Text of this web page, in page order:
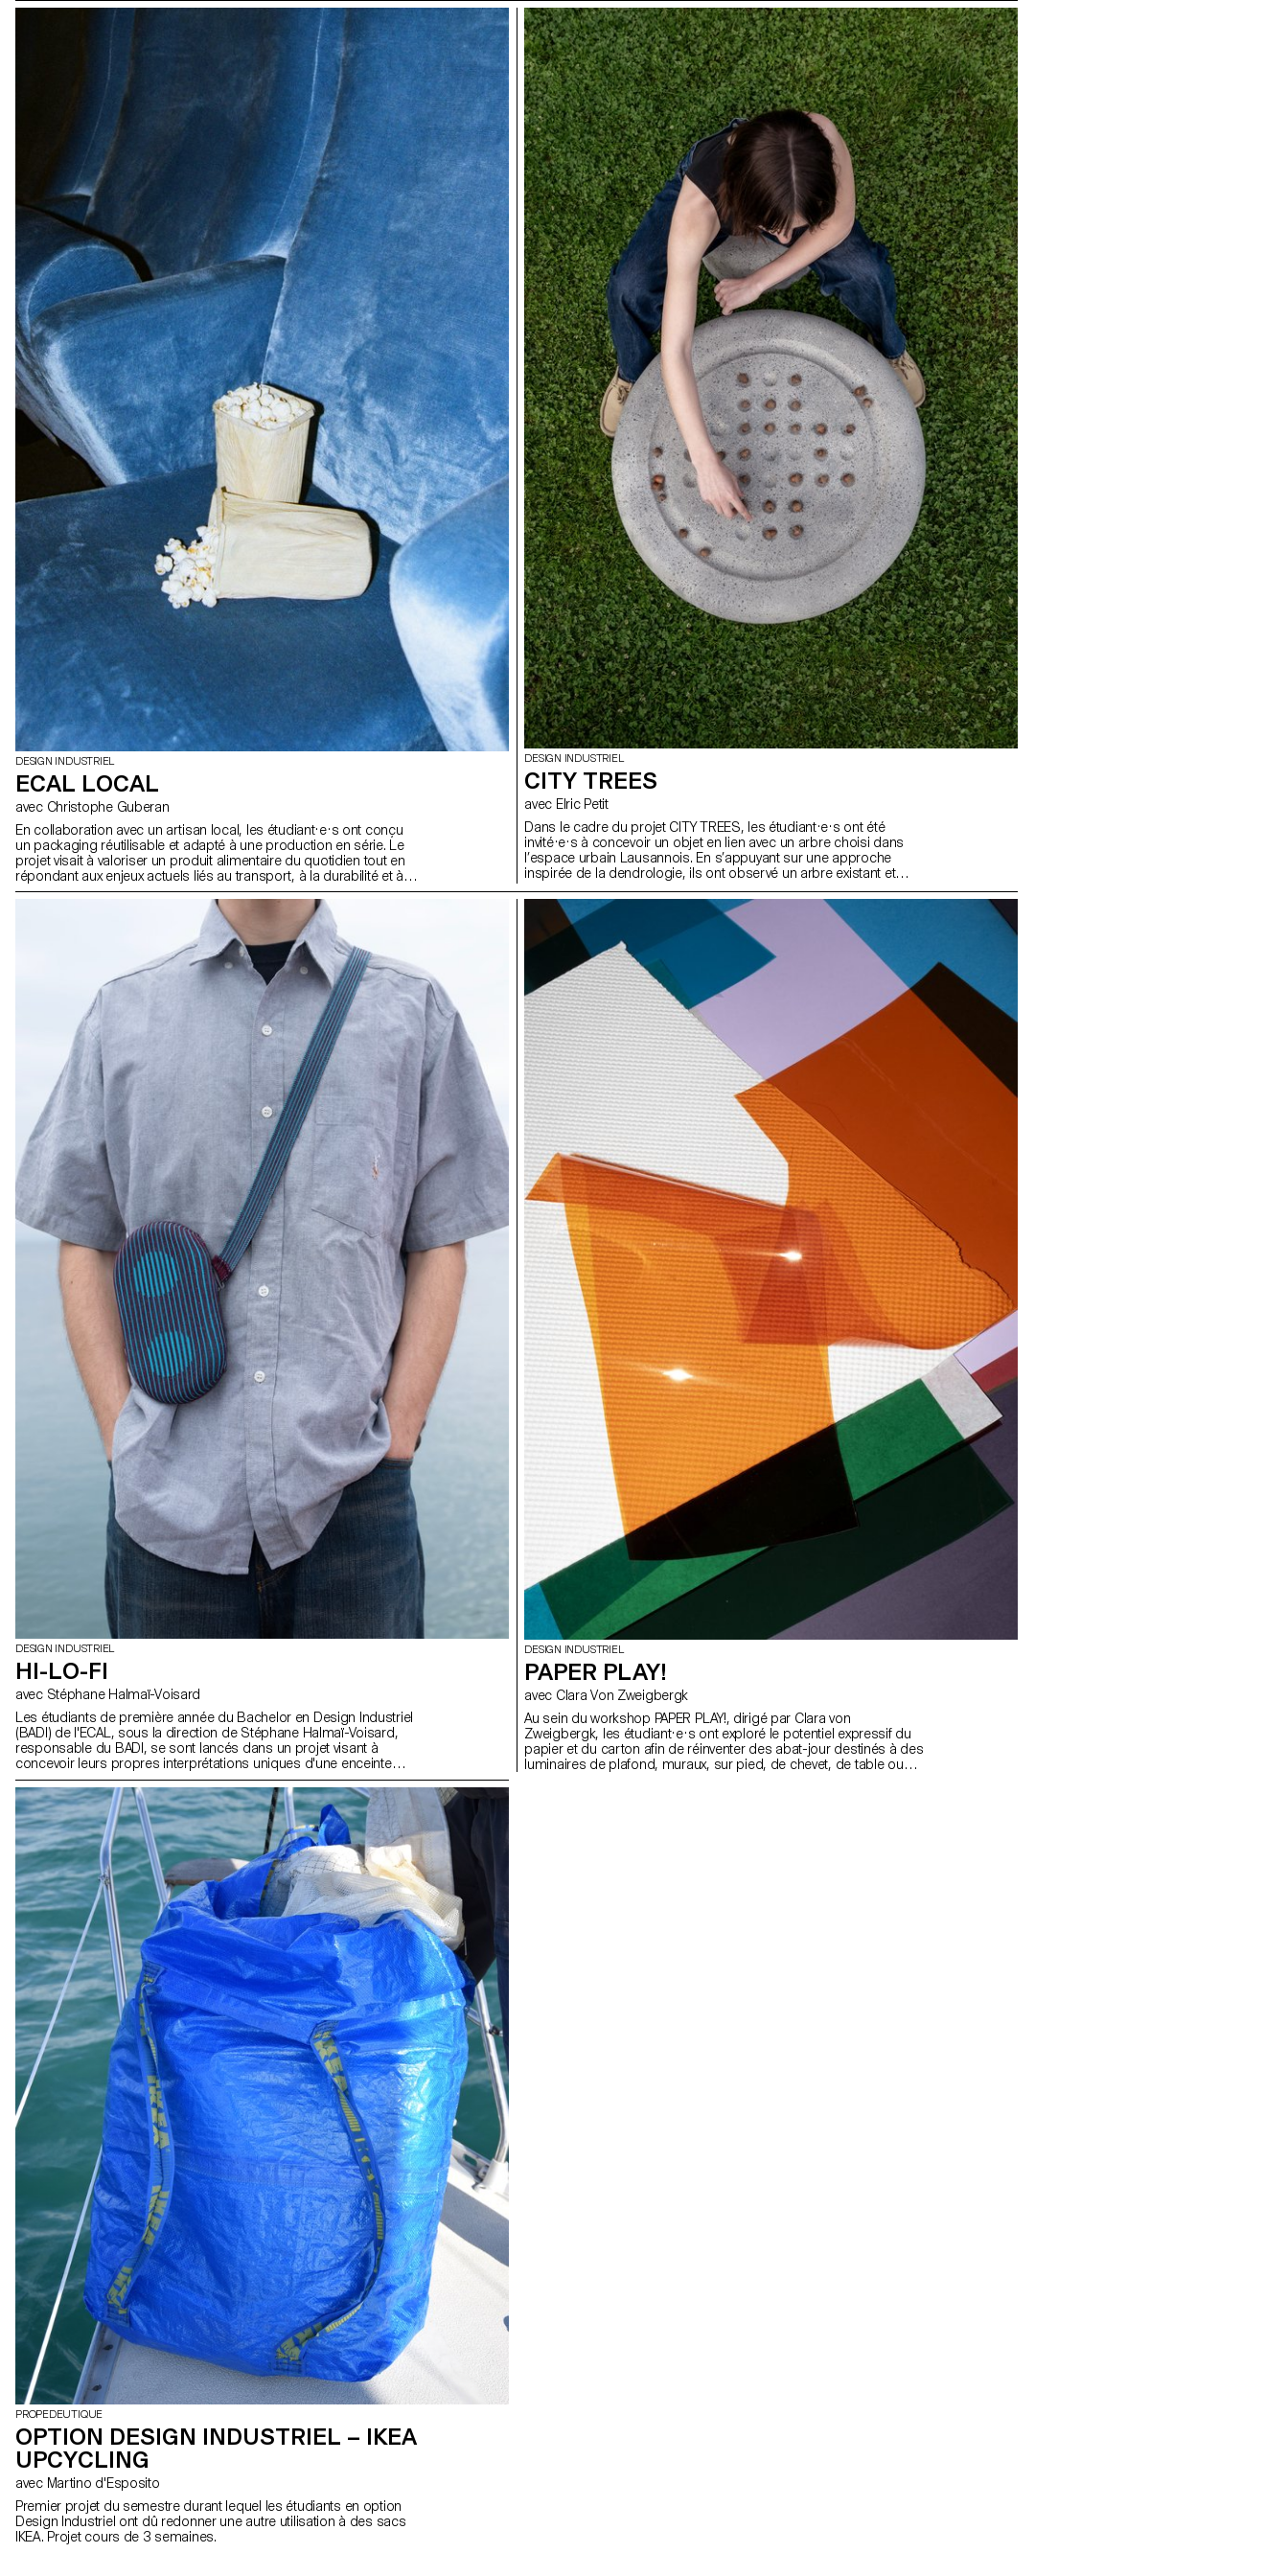
DESIGN INDUSTRIEL
ECAL LOCAL
avec Christophe Guberan
En collaboration avec un artisan local, les étudiant·e·s ont conçu
un packaging réutilisable et adapté à une production en série. Le
projet visait à valoriser un produit alimentaire du quotidien tout en
répondant aux enjeux actuels liés au transport, à la durabilité et à la
seconde vie des emballages. L’intervention devait être simple,
fonctionnelle et écologique, et proposer un usage au-delà de la
DESIGN INDUSTRIEL
CITY TREES
avec Elric Petit
Dans le cadre du projet CITY TREES, les étudiant·e·s ont été
invité·e·s à concevoir un objet en lien avec un arbre choisi dans
l’espace urbain Lausannois. En s’appuyant sur une approche
inspirée de la dendrologie, ils ont observé un arbre existant et
imaginé une intervention discrète, respectueuse et réversible. Le
projet devait mettre en valeur les particularités du végétal tout en
s’intégrant dans son environnement.
DESIGN INDUSTRIEL
HI-LO-FI
avec Stéphane Halmaï-Voisard
Les étudiants de première année du Bachelor en Design Industriel
(BADI) de l'ECAL, sous la direction de Stéphane Halmaï-Voisard,
responsable du BADI, se sont lancés dans un projet visant à
concevoir leurs propres interprétations uniques d'une enceinte
Bluetooth. Ce projet a mis les étudiants au défi de travailler de
manière créative dans les contraintes d'un kit existant de
composants techniques, les incitant à explorer des approches
innovantes en termes de forme, de matérialité et de fonctionnalité.
DESIGN INDUSTRIEL
PAPER PLAY!
avec Clara Von Zweigbergk
Au sein du workshop PAPER PLAY!, dirigé par Clara von
Zweigbergk, les étudiant·e·s ont exploré le potentiel expressif du
papier et du carton afin de réinventer des abat-jour destinés à des
luminaires de plafond, muraux, sur pied, de chevet, de table ou
PROPEDEUTIQUE
OPTION DESIGN INDUSTRIEL – IKEA
UPCYCLING
avec Martino d'Esposito
Premier projet du semestre durant lequel les étudiants en option
Design Industriel ont dû redonner une autre utilisation à des sacs
IKEA. Projet cours de 3 semaines.